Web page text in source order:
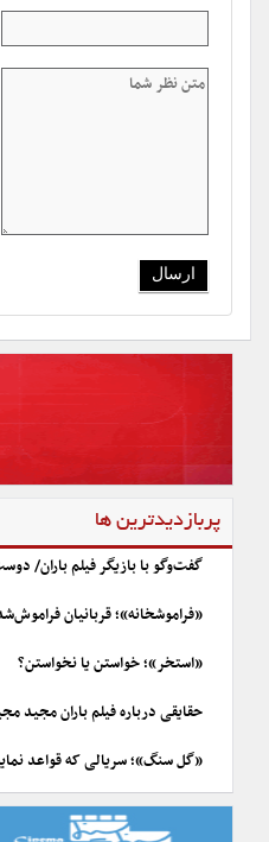
پربازدیدترین ها
گفت‌وگو با بازیگر فیلم باران/
«فراموشخانه»؛ قربانیان
«استخر»؛ خواستن یا نخواستن؟
حقایقی درباره فیلم باران مجید
«گل سنگ»؛ سریالی که قواعد